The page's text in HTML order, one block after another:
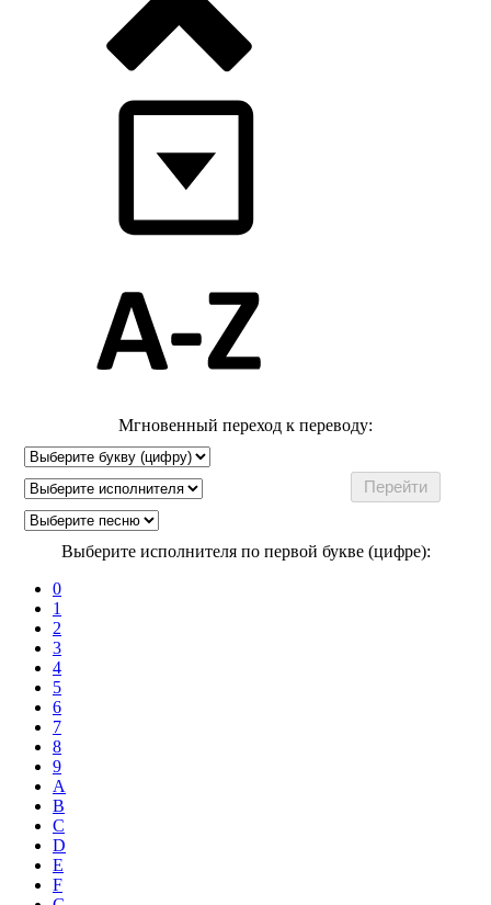
Мгновенный переход к переводу:
Выберите исполнителя по первой букве (цифре):
0
1
2
3
4
5
6
7
8
9
A
B
C
D
E
F